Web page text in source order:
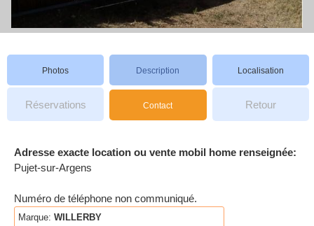
Photos Description Localisation
Réservations Contact Retour
Adresse exacte location ou vente mobil home renseignée:
Pujet-sur-Argens
Numéro de téléphone non communiqué.
Marque: WILLERBY